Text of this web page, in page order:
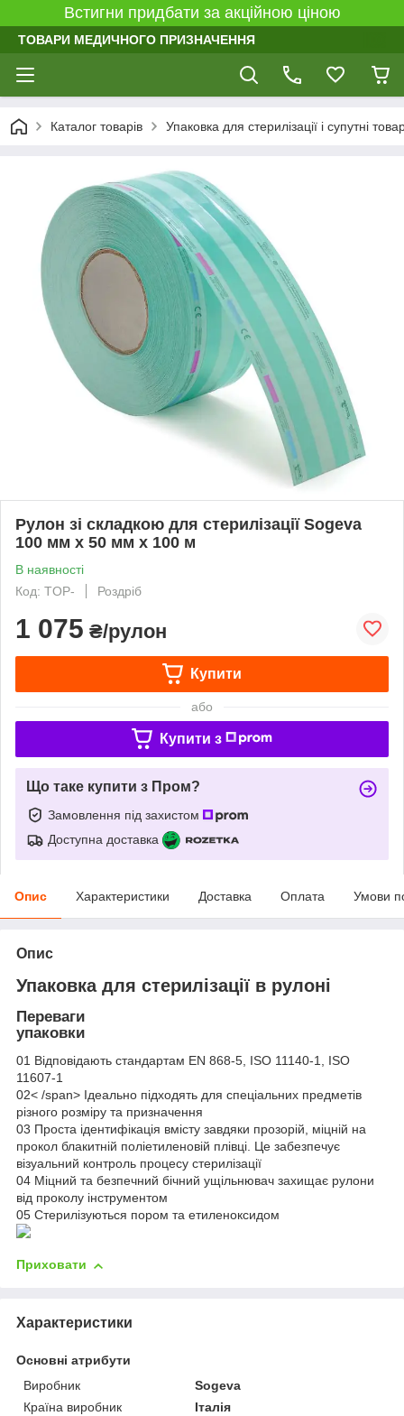
Встигни придбати за акційною ціною
ТОВАРИ МЕДИЧНОГО ПРИЗНАЧЕННЯ
Каталог товарів Упаковка для стерилізації і супутні
Рулон зі складкою для стерилізації Sogeva
100 мм х 50 мм х 100 м
В наявності
Код: TOP-
Роздріб
1 075 ₴/рулон
Купити
або
Купити з
Що таке купити з Пром?
Замовлення під захистом
Доступна доставка
Опис Характеристики Доставка Оплата Умови
Опис
Упаковка для стерилізації в рулоні
Переваги
упаковки
01 Відповідають стандартам EN 868-5, ISO 11140-1, ISO
11607-1
02< /span> Ідеально підходять для спеціальних предметів
різного розміру та призначення
03 Проста ідентифікація вмісту завдяки прозорій, міцній на
прокол блакитній поліетиленовій плівці. Це забезпечує
візуальний контроль процесу стерилізації
04 Міцний та безпечний бічний ущільнювач захищає рулони
від проколу інструментом
05 Стерилізуються пором та етиленоксидом
Приховати
Характеристики
Основні атрибути
Виробник
Sogeva
Країна виробник
Італія